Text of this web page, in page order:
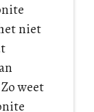
niet
weet